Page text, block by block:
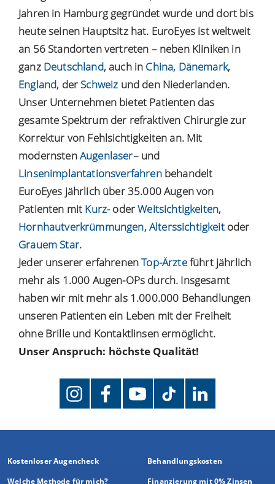
Jahren in Hamburg gegründet wurde und dort bis
heute seinen Hauptsitz hat. EuroEyes ist weltweit
an 56 Standorten vertreten – neben Kliniken in
ganz Deutschland, auch in China, Dänemark,
England, der Schweiz und den Niederlanden.
Unser Unternehmen bietet Patienten das
gesamte Spektrum der refraktiven Chirurgie zur
Korrektur von Fehlsichtigkeiten an. Mit
modernstenAugenlaser– und
Linsenimplantationsverfahrenbehandelt
EuroEyes jährlich über 35.000 Augen von
Patienten mit Kurz-oderWeitsichtigkeiten,
Hornhautverkrümmungen,Alterssichtigkeitoder
Grauem Star.
Jeder unserer erfahrenenTop-Ärzteführt jährlich
mehr als 1.000 Augen-OPs durch. Insgesamt
haben wir mit mehr als 1.000.000 Behandlungen
unseren Patienten ein Leben mit der Freiheit
ohne Brille und Kontaktlinsen ermöglicht.
Unser Anspruch: höchste Qualität!
Kostenloser Augencheck
Welche Methode für mich?
Behandlungskosten
Finanzierung mit 0% Zinsen